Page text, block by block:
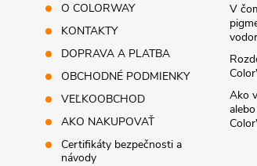
O COLORWAY
KONTAKTY
DOPRAVA A PLATBA
OBCHODNÉ PODMIENKY
VEĽKOOBCHOD
AKO NAKUPOVAŤ
Certifikáty bezpečnosti a
návody
V
Ako